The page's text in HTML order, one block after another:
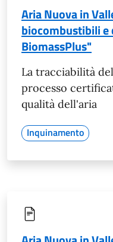
Aria Nuova in
biocombustibili
BiomassPlus"
La tracciabilità
processo
qualità dell'aria
Inquinamento